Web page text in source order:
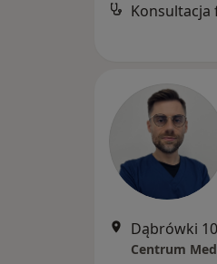
Dąbrówki
Centrum